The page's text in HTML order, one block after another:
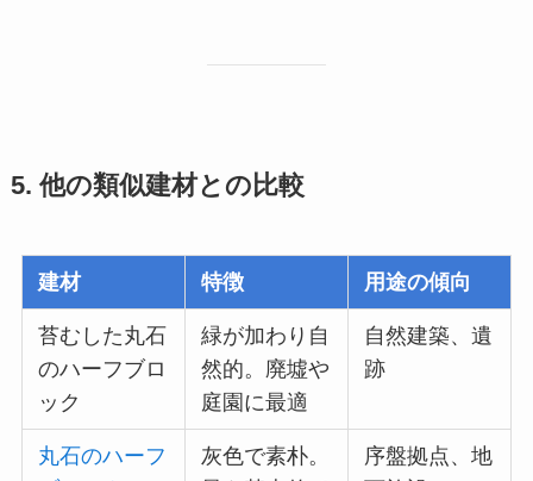
5. 他の類似建材との比較
建材 特徴 用途の傾向
苔むした丸石
のハーフブロ
ック
緑が加わり自
然的。廃墟や
庭園に最適
自然建築、遺
跡
丸石のハーフ
灰色で素朴。
序盤拠点、地